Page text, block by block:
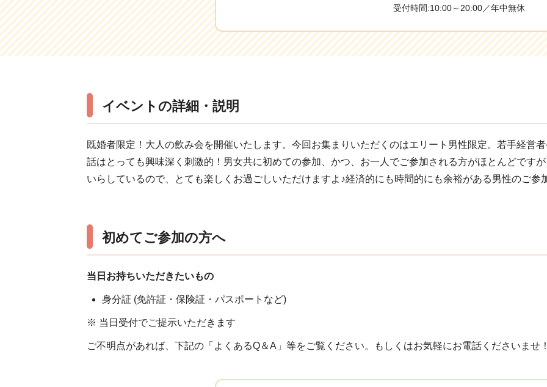
受付時間:10:00～20:00／年中無休
イベントの詳細・説明
既婚者限定！大人の飲み会を開催いたします。今回お集まりいただくのはエリート男性限定。若手経営
話はとっても興味深く刺激的！男女共に初めての参加、かつ、お一人でご参加される方がほとんどです
いらしているので、とても楽しくお過ごしいただけますよ♪経済的にも時間的にも余裕がある男性のご参
初めてご参加の方へ
当日お持ちいただきたいもの
身分証 (免許証・保険証・パスポートなど)
※ 当日受付でご提示いただきます
ご不明点があれば、下記の「よくあるQ＆A」等をご覧ください。もしくはお気軽にお電話くださいませ